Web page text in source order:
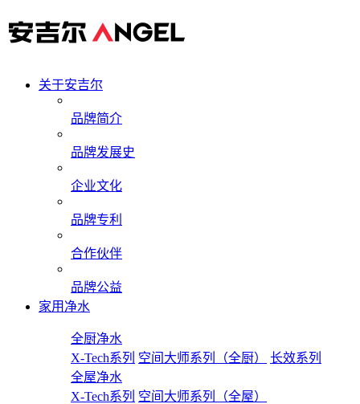
关于安吉尔
品牌简介
品牌发展史
企业文化
品牌专利
合作伙伴
品牌公益
家用净水
全厨净水
X-Tech系列 空间大师系列（全厨）
长效系列
全屋净水
X-Tech系列 空间大师系列（全屋）